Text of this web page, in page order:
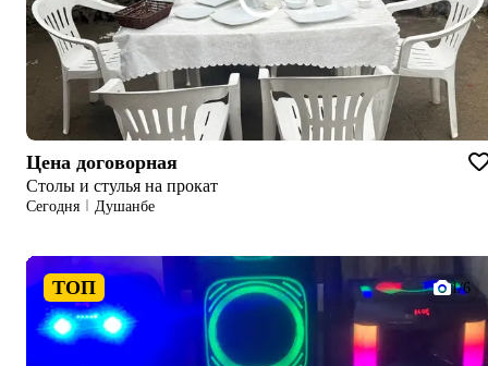
Цена договорная
Столы и стулья на прокат
Сегодня Душанбе
ТОП 1/6